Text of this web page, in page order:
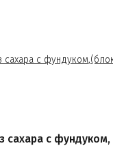
сахара с фундуком,